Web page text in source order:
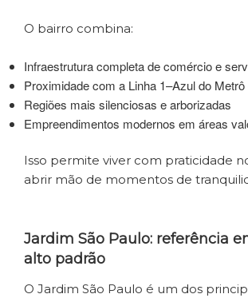
O bairro combina:
Infraestrutura completa de comércio e
Proximidade com a Linha 1–Azul do
Regiões mais silenciosas e arborizadas
Empreendimentos modernos em áreas
Isso permite viver com praticidade
abrir mão de momentos de
Jardim São Paulo: referência
alto padrão
O Jardim São Paulo é um dos